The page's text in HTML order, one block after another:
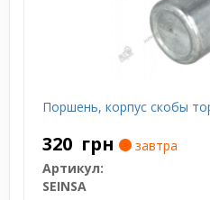
Поршень, корпус скобы
320 грн
завтра
Артикул:
SEINSA